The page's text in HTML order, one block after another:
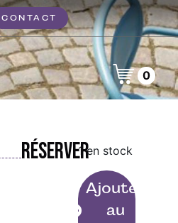
CONTACT
0
Réserver1 en stock
Ajouter
au